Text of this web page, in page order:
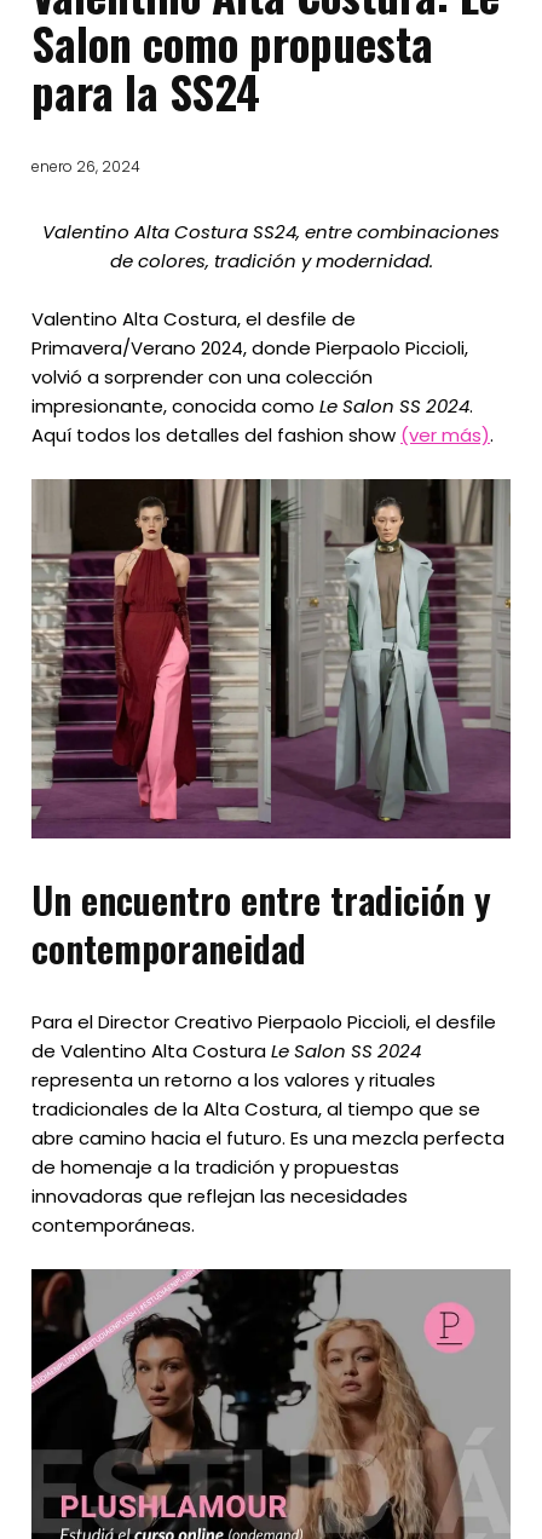
Salon como propuesta
para la SS24
enero 26, 2024
Valentino Alta Costura SS24, entre combinaciones
de colores, tradición y modernidad.
Valentino Alta Costura, el desfile de
Primavera/Verano 2024, donde Pierpaolo Piccioli,
volvió a sorprender con una colección
impresionante, conocida comoLe Salon SS 2024.
Aquí todos los detalles del fashion show (ver más).
Un encuentro entre tradición y
contemporaneidad
Para el Director Creativo Pierpaolo Piccioli, el desfile
de Valentino Alta CosturaLe Salon SS 2024
representa un retorno a los valores y rituales
tradicionales de la Alta Costura, al tiempo que se
abre camino hacia el futuro. Es una mezcla perfecta
de homenaje a la tradición y propuestas
innovadoras que reflejan las necesidades
contemporáneas.